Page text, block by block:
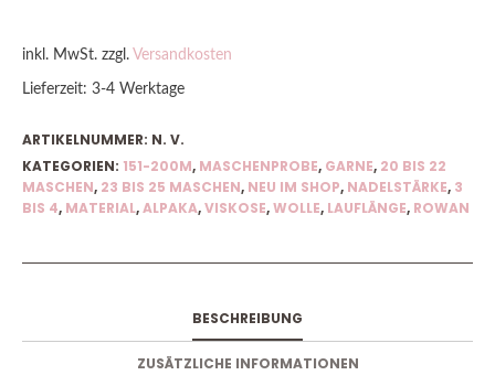
inkl. MwSt. zzgl. Versandkosten
Lieferzeit: 3-4 Werktage
ARTIKELNUMMER: N. V.
KATEGORIEN: 151-200M, MASCHENPROBE, GARNE, 20 BIS 22
MASCHEN, 23 BIS 25 MASCHEN, NEU IM SHOP, NADELSTÄRKE, 3
BIS 4, MATERIAL,ALPAKA,VISKOSE,WOLLE, LAUFLÄNGE, ROWAN
BESCHREIBUNG
ZUSÄTZLICHE INFORMATIONEN